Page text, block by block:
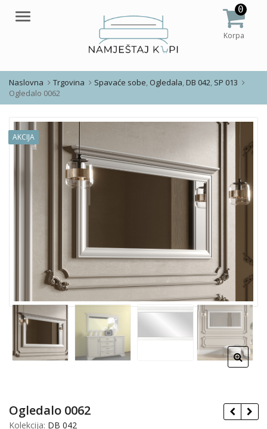
Meni
0
Korpa
Naslovna Trgovina Spavaće sobe, Ogledala,DB 042, SP 013
Ogledalo 0062
AKCIJA
Ogledalo 0062
Kolekcija: DB 042